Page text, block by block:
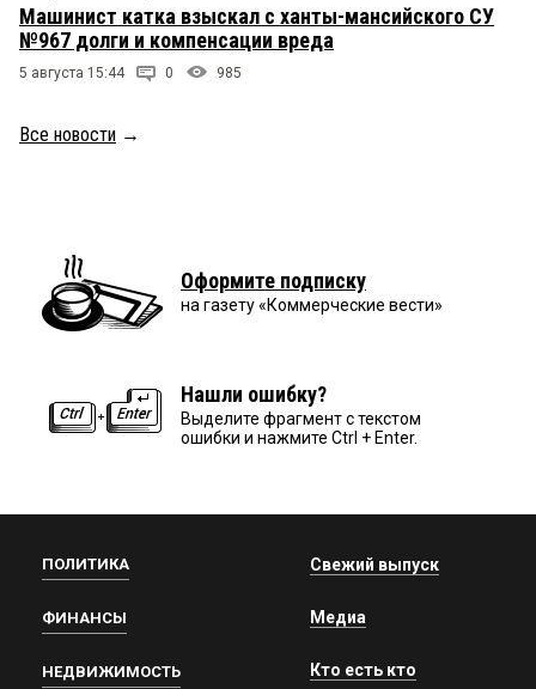
Машинист катка взыскал с ханты-мансийского СУ
№967 долги и компенсации вреда
5 августа 15:44 0 985
Все новости →
Оформите подписку
на газету «Коммерческие вести»
Нашли ошибку?
Выделите фрагмент с текстом
ошибки и нажмите Ctrl + Enter.
ПОЛИТИКА
ФИНАНСЫ
НЕДВИЖИМОСТЬ
Свежий выпуск
Медиа
Кто есть кто